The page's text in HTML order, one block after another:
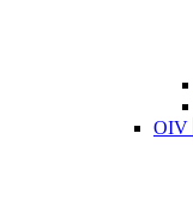
OIV